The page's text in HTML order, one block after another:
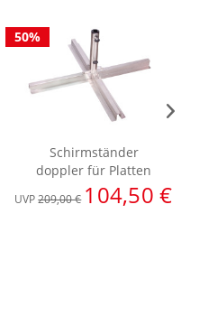
50%
Schirmständer
doppler für Platten
UVP209,00 € 104,50 €